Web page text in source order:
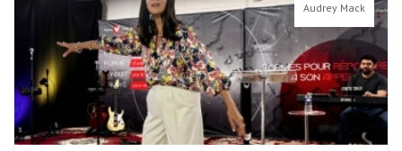
Audrey Mack